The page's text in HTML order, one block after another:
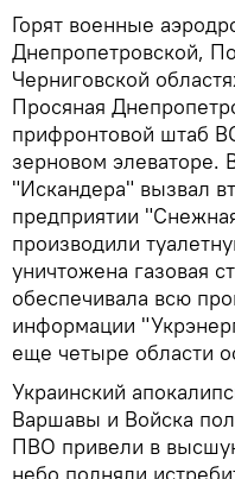
Горят военные
Днепропетровской,
Черниговской
Просяная
прифронтовой штаб
зерновом элеваторе.
"Искандера" вызвал
предприятии
производили
уничтожена газовая
обеспечивала всю
информации
еще четыре области
Украинский
Варшавы и Войска
ПВО привели в
небо подняли